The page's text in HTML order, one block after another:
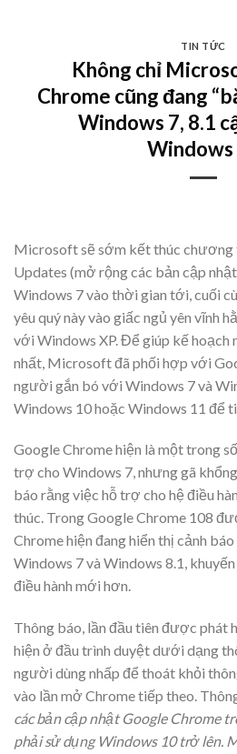
TIN TỨC
Không chỉ
Chrome cũng đang
Windows 7, 8.1
Windows
Microsoft sẽ sớm kết thúc chương
Updates (mở rộng các bản cập
Windows 7 vào thời gian tới, cuối
yêu quý này vào giấc ngủ yên vĩnh
với Windows XP. Để giúp kế
nhất, Microsoft đã phối hợp với
người gắn bó với Windows 7 và
Windows 10 hoặc Windows 11 để
Google Chrome hiện là một trong
trợ cho Windows 7, nhưng gã
báo rằng việc hỗ trợ cho hệ điều
thúc. Trong Google Chrome 108
Chrome hiện đang hiển thị cảnh
Windows 7 và Windows 8.1,
điều hành mới hơn.
Thông báo, lần đầu tiên được phát
hiện ở đầu trình duyệt dưới dạng
người dùng nhấp để thoát khỏi
vào lần mở Chrome tiếp theo.
các bản cập nhật Google Chrome
phải sử dụng Windows 10 trở lên.